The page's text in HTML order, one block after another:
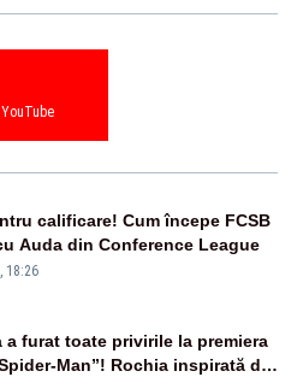
YouTube
calificare! Cum începe FCSB
Auda din Conference League
18:26
a furat toate privirile la premiera
Man”! Rochia inspirată de